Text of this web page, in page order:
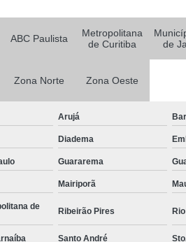
Empresa
ABC Paulista
Metropolitana
de Curitiba
de
Zona Norte Zona Oeste
Arujá
Diadema
Guararema
Mairiporã
de
Ribeirão Pires
Santo André